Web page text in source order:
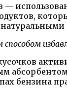
—
бензина